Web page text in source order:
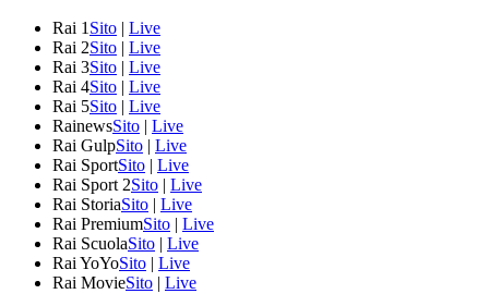
Rai 1 Sito | Live
Rai 2Sito | Live
Rai 3Sito | Live
Rai 4Sito | Live
Rai 5Sito | Live
RainewsSito | Live
Rai GulpSito | Live
Rai SportSito | Live
Rai Sport 2Sito | Live
Rai StoriaSito | Live
Rai PremiumSito | Live
Rai ScuolaSito | Live
Rai YoYoSito | Live
Rai MovieSito | Live